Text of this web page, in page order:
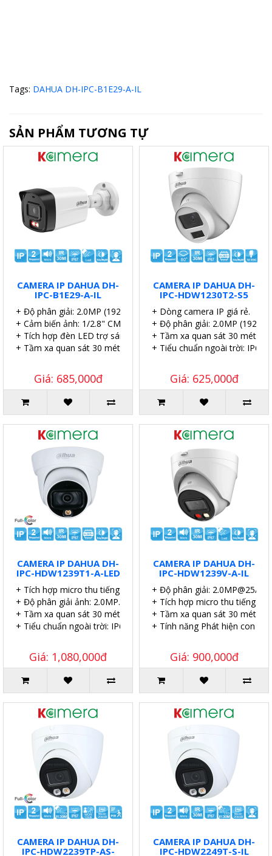
Tags: DAHUA DH-IPC-B1E29-A-IL
SẢN PHẨM TƯƠNG TỰ
CAMERA IP DAHUA DH-
IPC-B1E29-A-IL
+ Độ phân giải: 2.0MP (1920 × 1080)@25/30 fps)
+ Cảm biến ảnh: 1/2.8" CMOS.
+ Tích hợp đèn LED trợ sáng 15m.
+ Tầm xa quan sát 30 mét.
Giá: 685,000đ
CAMERA IP DAHUA DH-
IPC-HDW1230T2-S5
+ Dòng camera IP giá rẻ.
+ Độ phân giải: 2.0MP (1920
+ Tầm xa quan sát 30 mét.
+ Tiểu chuẩn ngoài trời: IP67.
Giá: 625,000đ
CAMERA IP DAHUA DH-
IPC-HDW1239T1-A-LED
+ Tích hợp micro thu tiếng.
+ Độ phân giải ảnh: 2.0MP.
+ Tầm xa quan sát 30 mét.
+ Tiểu chuẩn ngoài trời: IP67.
Giá: 1,080,000đ
CAMERA IP DAHUA DH-
IPC-HDW1239V-A-IL
+ Độ phân giải: 2.0MP@25/30
+ Tích hợp micro thu tiếng.
+ Tầm xa quan sát 30 mét.
+ Tính năng Phát hiện con
Giá: 900,000đ
CAMERA IP DAHUA DH-
IPC-HDW2239TP-AS-
CAMERA IP DAHUA DH-
IPC-HDW2249T-S-IL